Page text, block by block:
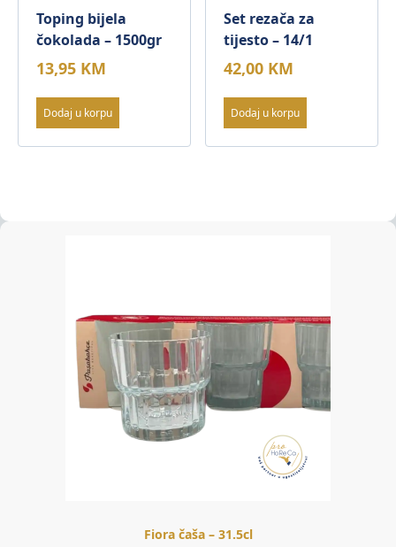
Toping bijela
čokolada – 1500gr
13,95 KM
Dodaj u korpu
Set rezača za
tijesto – 14/1
42,00 KM
Dodaj u korpu
Fiora čaša – 31.5cl